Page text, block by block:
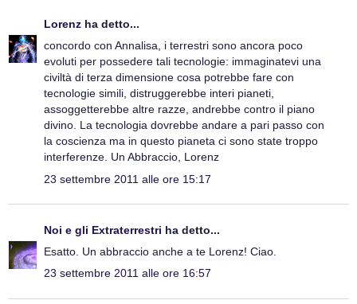
Lorenz ha detto...
concordo con Annalisa, i terrestri sono ancora poco
evoluti per possedere tali tecnologie: immaginatevi una
civiltà di terza dimensione cosa potrebbe fare con
tecnologie simili, distruggerebbe interi pianeti,
assoggetterebbe altre razze, andrebbe contro il piano
divino. La tecnologia dovrebbe andare a pari passo con
la coscienza ma in questo pianeta ci sono state troppo
interferenze. Un Abbraccio, Lorenz
23 settembre 2011 alle ore 15:17
Noi e gli Extraterrestri ha detto...
Esatto. Un abbraccio anche a te Lorenz! Ciao.
23 settembre 2011 alle ore 16:57